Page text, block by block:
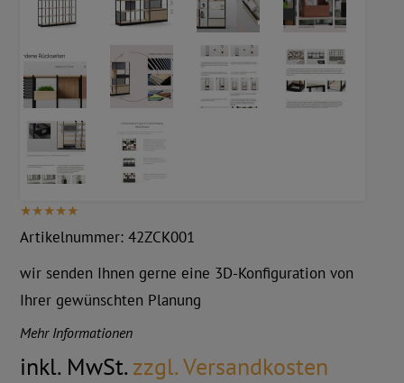
Artikelnummer:42ZCK001
wir senden Ihnen gerne eine 3D-Konfiguration von
Ihrer gewünschten Planung
Mehr Informationen
inkl. MwSt.zzgl. Versandkosten